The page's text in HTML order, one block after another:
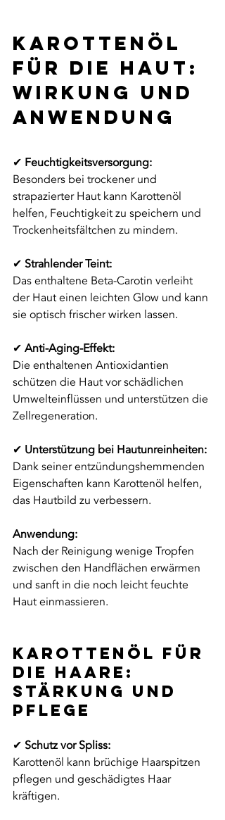
Karottenöl
für die Haut:
Wirkung und
Anwendung
✔ Feuchtigkeitsversorgung:
Besonders bei trockener und
strapazierter Haut kann Karottenöl
helfen, Feuchtigkeit zu speichern und
Trockenheitsfältchen zu mindern.
✔ Strahlender Teint:
Das enthaltene Beta-Carotin verleiht
der Haut einen leichten Glow und kann
sie optisch frischer wirken lassen.
✔ Anti-Aging-Effekt:
Die enthaltenen Antioxidantien
schützen die Haut vor schädlichen
Umwelteinflüssen und unterstützen die
Zellregeneration.
✔ Unterstützung bei Hautunreinheiten:
Dank seiner entzündungshemmenden
Eigenschaften kann Karottenöl helfen,
das Hautbild zu verbessern.
Anwendung:
Nach der Reinigung wenige Tropfen
zwischen den Handflächen erwärmen
und sanft in die noch leicht feuchte
Haut einmassieren.
Karottenöl für
die Haare:
Stärkung und
Pflege
✔ Schutz vor Spliss:
Karottenöl kann brüchige Haarspitzen
pflegen und geschädigtes Haar
kräftigen.